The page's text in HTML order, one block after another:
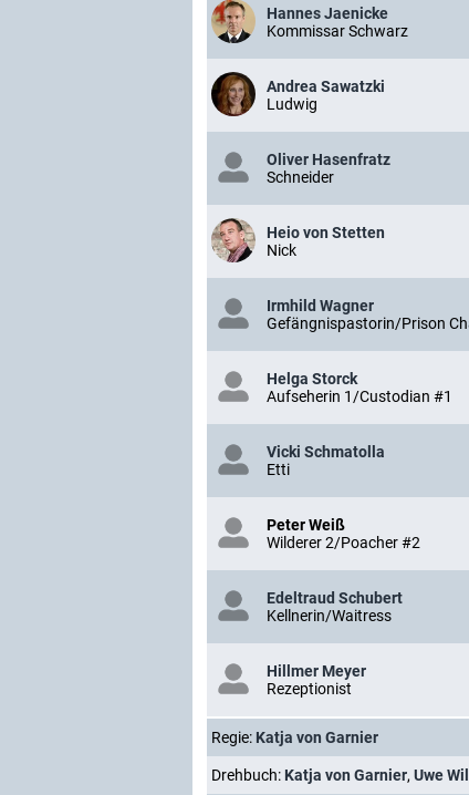
Hannes Jaenicke
Kommissar Schwarz
Andrea Sawatzki
Ludwig
Oliver Hasenfratz
Schneider
Heio von Stetten
Nick
Irmhild Wagner
Gefängnispastorin/Prison
Helga Storck
Aufseherin 1/Custodian #1
Vicki Schmatolla
Etti
Peter Weiß
Wilderer 2/Poacher #2
Edeltraud Schubert
Kellnerin/Waitress
Hillmer Meyer
Rezeptionist
Regie: Katja von Garnier
Drehbuch: Katja von Garnier, Uwe